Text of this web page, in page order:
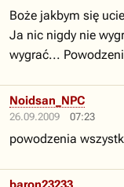
Boże jakbym się
Ja nic nigdy nie
wygrać...
26.09.2009 07:23
Noidsan_NPC
powodzenia